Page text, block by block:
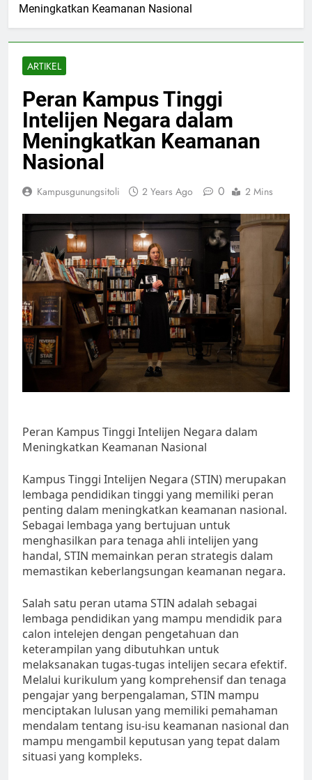
Meningkatkan Keamanan Nasional
ARTIKEL
Peran Kampus Tinggi
Intelijen Negara dalam
Meningkatkan Keamanan
Nasional
Kampusgunungsitoli 2 Years Ago 0 2 Mins
Peran Kampus Tinggi Intelijen Negara dalam
Meningkatkan Keamanan Nasional
Kampus Tinggi Intelijen Negara (STIN) merupakan
lembaga pendidikan tinggi yang memiliki peran
penting dalam meningkatkan keamanan nasional.
Sebagai lembaga yang bertujuan untuk
menghasilkan para tenaga ahli intelijen yang
handal, STIN memainkan peran strategis dalam
memastikan keberlangsungan keamanan negara.
Salah satu peran utama STIN adalah sebagai
lembaga pendidikan yang mampu mendidik para
calon intelejen dengan pengetahuan dan
keterampilan yang dibutuhkan untuk
melaksanakan tugas-tugas intelijen secara efektif.
Melalui kurikulum yang komprehensif dan tenaga
pengajar yang berpengalaman, STIN mampu
menciptakan lulusan yang memiliki pemahaman
mendalam tentang isu-isu keamanan nasional dan
mampu mengambil keputusan yang tepat dalam
situasi yang kompleks.